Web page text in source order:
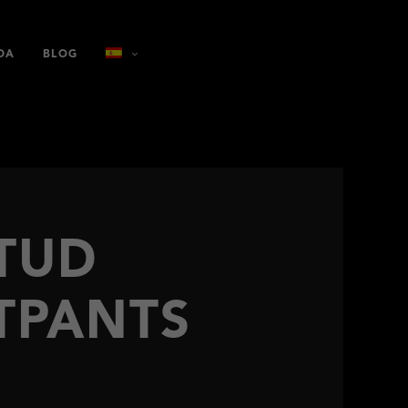
BLOG